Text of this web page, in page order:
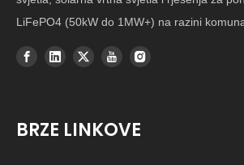
LiFePO4 (50kW do 1MW+) na razini
BRZE LINKOVE